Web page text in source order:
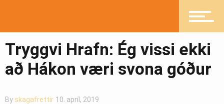
Mannlíf
Tryggvi Hrafn: Ég vissi ekki
að Hákon væri svona góður
By skagafrettir 10. apríl, 2019